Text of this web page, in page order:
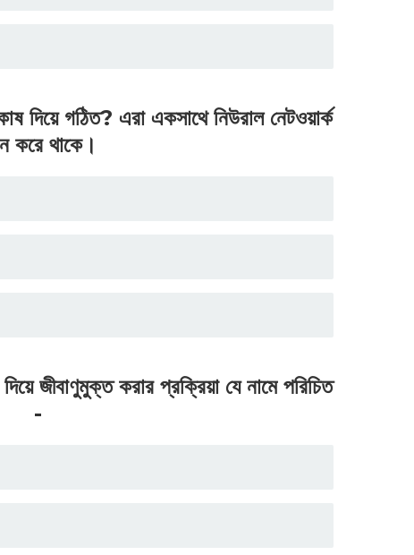
দিয়ে গঠিত? এরা একসাথে নিউরাল নেটওয়ার্ক
করে থাকে।
জীবাণুমুক্ত করার প্রক্রিয়া যে নামে পরিচিত
-